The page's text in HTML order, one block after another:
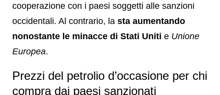
cooperazione con i paesi soggetti alle sanzioni
occidentali. Al contrario, la sta aumentando
nonostante le minacce di Stati Uniti e Unione
Europea.
Prezzi del petrolio d’occasione per chi
compra dai paesi sanzionati